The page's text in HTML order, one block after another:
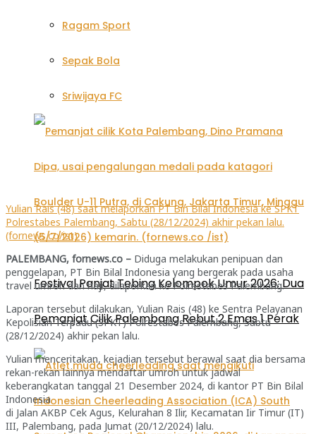
Ragam Sport
Sepak Bola
Sriwijaya FC
Festival Panjat Tebing Kelompok Umur 2026: Dua
Pemanjat Cilik Palembang Rebut 2 Emas 1 Perak
Yulian Rais (48) saat melaporkan PT Bin Bilal Indonesia ke SPKT
Polrestabes Palembang, Sabtu (28/12/2024) akhir pekan lalu.
(fornews.co/ist)
PALEMBANG, fornews.co – Diduga melakukan penipuan dan
penggelapan, PT Bin Bilal Indonesia yang bergerak pada usaha
travel umroh dan haji, dilaporkan ke Polrestabes Palembang.
Laporan tersebut dilakukan, Yulian Rais (48) ke Sentra Pelayanan
Kepolisian Terpadu (SPKT) Polrestabes Palembang, Sabtu
(28/12/2024) akhir pekan lalu.
Yulian menceritakan, kejadian tersebut berawal saat dia bersama
rekan-rekan lainnya mendaftar umroh untuk jadwal
keberangkatan tanggal 21 Desember 2024, di kantor PT Bin Bilal
Indonesia
di Jalan AKBP Cek Agus, Kelurahan 8 Ilir, Kecamatan Iir Timur (IT)
III, Palembang, pada Jumat (20/12/2024) lalu.